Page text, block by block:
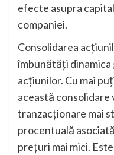
efecte asupra
companiei.
Consolidarea
îmbunătăți
acțiunilor. Cu mai
această consolidare
tranzacționare mai
procentuală
prețuri mai mici.